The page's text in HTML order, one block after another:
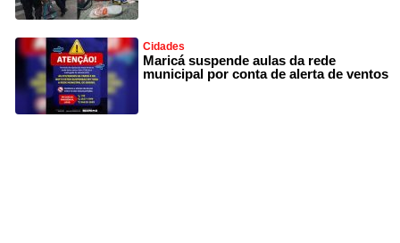
Cidades
Maricá suspende aulas da rede
municipal por conta de alerta de ventos